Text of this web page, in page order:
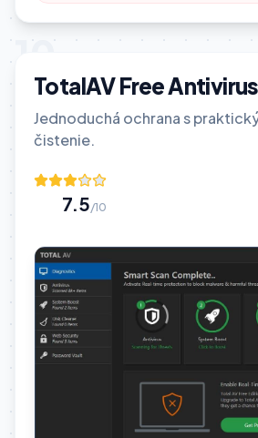
10
TotalAV Free Antivirus
Jednoduchá ochrana s
čistenie.
7.5/10